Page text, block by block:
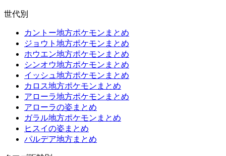
世代別
カントー地方ポケモンまとめ
ジョウト地方ポケモンまとめ
ホウエン地方ポケモンまとめ
シンオウ地方ポケモンまとめ
イッシュ地方ポケモンまとめ
カロス地方ポケモンまとめ
アローラ地方ポケモンまとめ
アローラの姿まとめ
ガラル地方ポケモンまとめ
ヒスイの姿まとめ
パルデア地方まとめ